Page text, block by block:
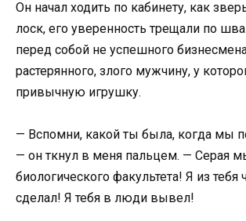
Он начал ходить по кабинету, как
лоск, его уверенность трещали по
перед собой не успешного
растерянного, злого мужчину, у
привычную игрушку.
— Вспомни, какой ты была, когда мы
— он ткнул в меня пальцем. — Серая
биологического факультета! Я из тебя
сделал! Я тебя в люди вывел!